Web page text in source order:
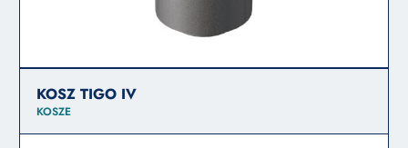
KOSZ TIGO IV
KOSZE